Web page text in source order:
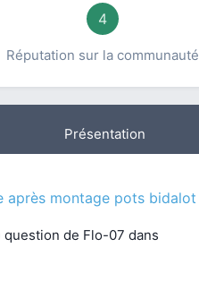
4
Réputation sur la communauté
Présentation
après montage pots bidalot
question de Flo-07 dans